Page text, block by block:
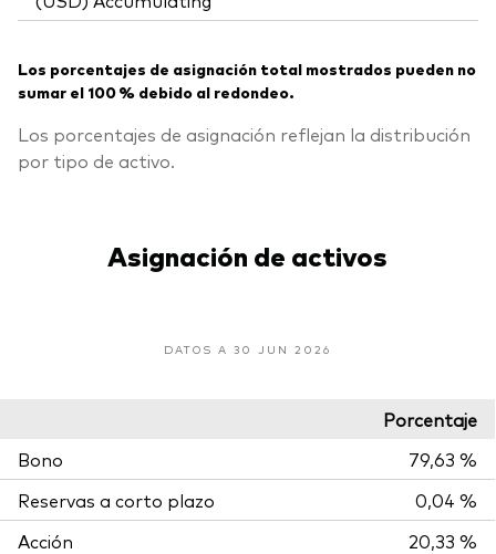
Los porcentajes de asignación total mostrados pueden no
sumar el 100 % debido al redondeo.
Los porcentajes de asignación reflejan la distribución
por tipo de activo.
Asignación de activos
DATOS A 30 JUN 2026
Porcentaje
Bono
79,63 %
Reservas a corto plazo
0,04 %
Acción
20,33 %